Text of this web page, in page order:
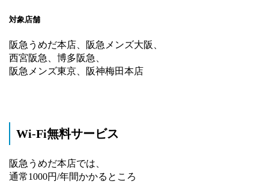
対象店舗
阪急うめだ本店、阪急メンズ大阪、
西宮阪急、博多阪急、
阪急メンズ東京、阪神梅田本店
Wi-Fi無料サービス
阪急うめだ本店では、
通常1000円/年間かかるところ